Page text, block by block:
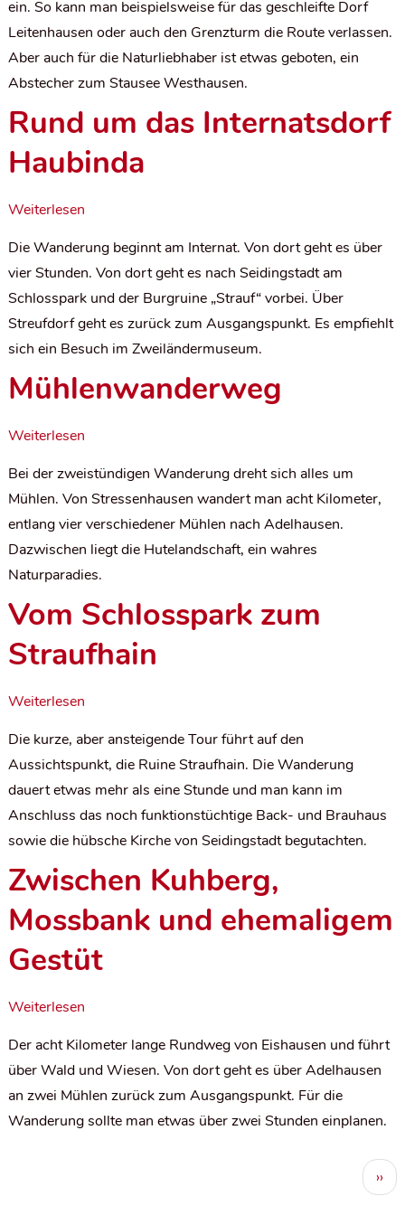
ein. So kann man beispielsweise für das geschleifte Dorf
Leitenhausen oder auch den Grenzturm die Route verlassen.
Aber auch für die Naturliebhaber ist etwas geboten, ein
Abstecher zum Stausee Westhausen.
Rund um das Internatsdorf
Haubinda
Weiterlesen
Die Wanderung beginnt am Internat. Von dort geht es über
vier Stunden. Von dort geht es nach Seidingstadt am
Schlosspark und der Burgruine „Strauf“ vorbei. Über
Streufdorf geht es zurück zum Ausgangspunkt. Es empfiehlt
sich ein Besuch im Zweiländermuseum.
Mühlenwanderweg
Weiterlesen
Bei der zweistündigen Wanderung dreht sich alles um
Mühlen. Von Stressenhausen wandert man acht Kilometer,
entlang vier verschiedener Mühlen nach Adelhausen.
Dazwischen liegt die Hutelandschaft, ein wahres
Naturparadies.
Vom Schlosspark zum
Straufhain
Weiterlesen
Die kurze, aber ansteigende Tour führt auf den
Aussichtspunkt, die Ruine Straufhain. Die Wanderung
dauert etwas mehr als eine Stunde und man kann im
Anschluss das noch funktionstüchtige Back- und Brauhaus
sowie die hübsche Kirche von Seidingstadt begutachten.
Zwischen Kuhberg,
Mossbank und ehemaligem
Gestüt
Weiterlesen
Der acht Kilometer lange Rundweg von Eishausen und führt
über Wald und Wiesen. Von dort geht es über Adelhausen
an zwei Mühlen zurück zum Ausgangspunkt. Für die
Wanderung sollte man etwas über zwei Stunden einplanen.
››